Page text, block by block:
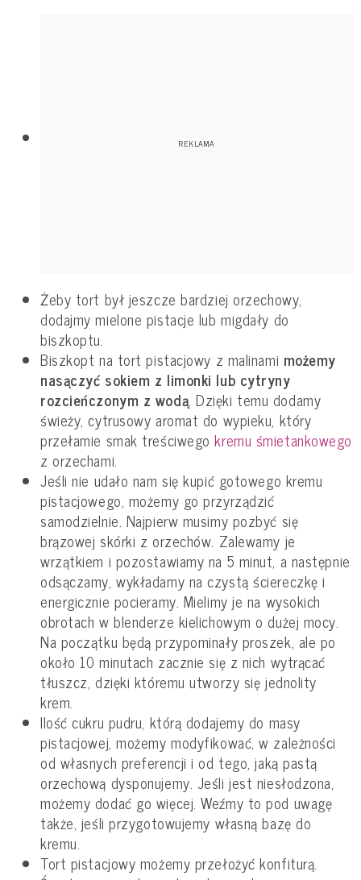
Żeby tort był jeszcze bardziej orzechowy,
dodajmy mielone pistacje lub migdały do
biszkoptu.
Biszkopt na tort pistacjowy z malinami możemy
nasączyć sokiem z limonki lub cytryny
rozcieńczonym z wodą. Dzięki temu dodamy
świeży, cytrusowy aromat do wypieku, który
przełamie smak treściwegokremu śmietankowego
z orzechami.
Jeśli nie udało nam się kupić gotowego kremu
pistacjowego, możemy go przyrządzić
samodzielnie. Najpierw musimy pozbyć się
brązowej skórki z orzechów. Zalewamy je
wrzątkiem i pozostawiamy na 5 minut, a następnie
odsączamy, wykładamy na czystą ściereczkę i
energicznie pocieramy. Mielimy je na wysokich
obrotach w blenderze kielichowym o dużej mocy.
Na początku będą przypominały proszek, ale po
około 10 minutach zacznie się z nich wytrącać
tłuszcz, dzięki któremu utworzy się jednolity
krem.
Ilość cukru pudru, którą dodajemy do masy
pistacjowej, możemy modyfikować, w zależności
od własnych preferencji i od tego, jaką pastą
orzechową dysponujemy. Jeśli jest niesłodzona,
możemy dodać go więcej. Weźmy to pod uwagę
także, jeśli przygotowujemy własną bazę do
kremu.
Tort pistacjowy możemy przełożyć konfiturą.